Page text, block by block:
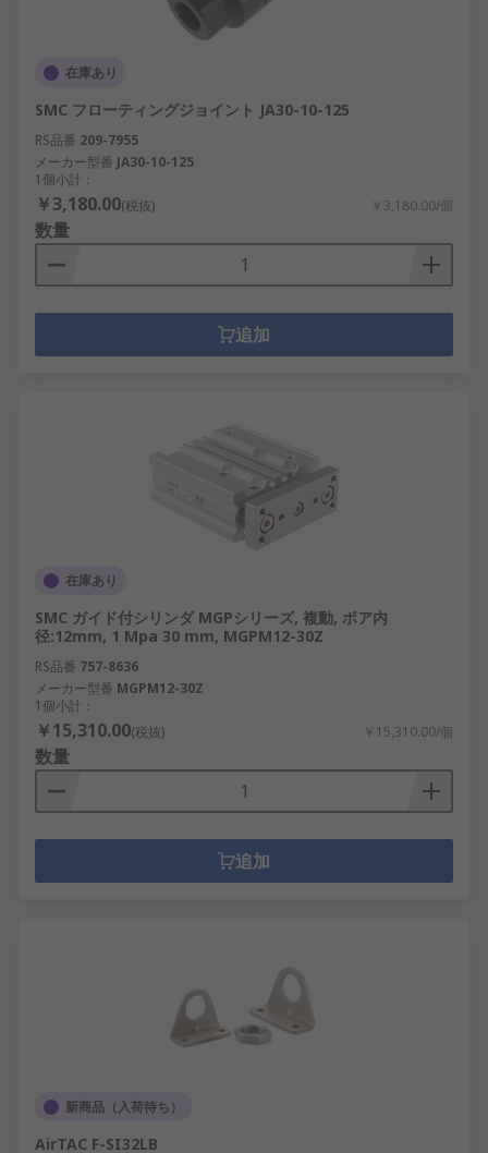
在庫あり
SMC フローティングジョイント JA30-10-125
RS品番 209-7955
メーカー型番 JA30-10-125
1個小計：
￥3,180.00(税抜) ￥3,180.00/個
数量
追加
在庫あり
SMC ガイド付シリンダ MGPシリーズ, 複動, ボア内
径:12mm, 1 Mpa 30 mm, MGPM12-30Z
RS品番 757-8636
メーカー型番 MGPM12-30Z
1個小計：
￥15,310.00(税抜) ￥15,310.00/個
数量
追加
新商品（入荷待ち）
AirTAC F-SI32LB